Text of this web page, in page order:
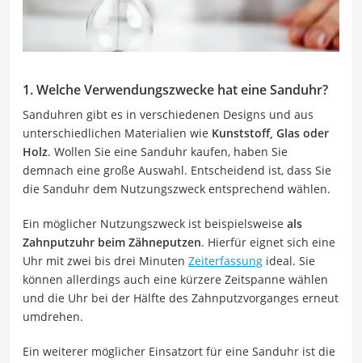
1. Welche Verwendungszwecke hat eine Sanduhr?
Sanduhren gibt es in verschiedenen Designs und aus
unterschiedlichen Materialien wie Kunststoff, Glas oder
Holz. Wollen Sie eine Sanduhr kaufen, haben Sie
demnach eine große Auswahl. Entscheidend ist, dass Sie
die Sanduhr dem Nutzungszweck entsprechend wählen.
Ein möglicher Nutzungszweck ist beispielsweise als
Zahnputzuhr beim Zähneputzen. Hierfür eignet sich eine
Uhr mit zwei bis drei Minuten Zeiterfassung ideal. Sie
können allerdings auch eine kürzere Zeitspanne wählen
und die Uhr bei der Hälfte des Zahnputzvorganges erneut
umdrehen.
Ein weiterer möglicher Einsatzort für eine Sanduhr ist die